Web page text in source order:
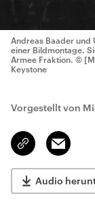
Andreas Baader und
einer Bildmontage.
Armee Fraktion. ©
Keystone
Vorgestellt von
Link
kopieren/teilen
Email
Audio